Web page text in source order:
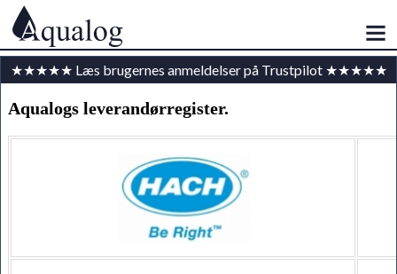
★★★★★ Læs brugernes anmeldelser på Trustpilot ★★★★★
Aqualogs leverandørregister.